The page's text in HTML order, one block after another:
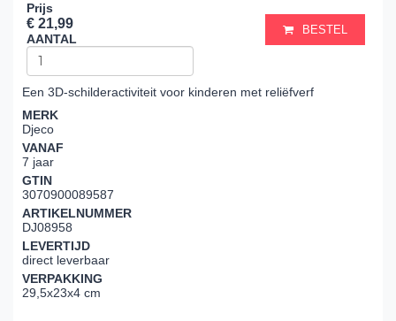
Prijs
€ 21,99
AANTAL
BESTEL
Een 3D-schilderactiviteit voor kinderen met reliëfverf
MERK
Djeco
VANAF
7 jaar
GTIN
3070900089587
ARTIKELNUMMER
DJ08958
LEVERTIJD
direct leverbaar
VERPAKKING
29,5x23x4 cm